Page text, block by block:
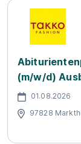
(m/w/d)
01.08.2026
97828